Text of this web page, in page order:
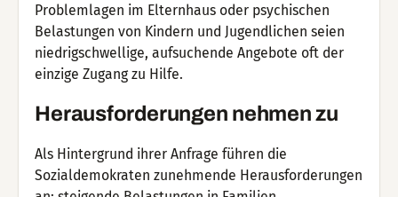
Problemlagen im Elternhaus oder psychischen
Belastungen von Kindern und Jugendlichen seien
niedrigschwellige, aufsuchende Angebote oft der
einzige Zugang zu Hilfe.
Herausforderungen nehmen zu
Als Hintergrund ihrer Anfrage führen die
Sozialdemokraten zunehmende Herausforderungen